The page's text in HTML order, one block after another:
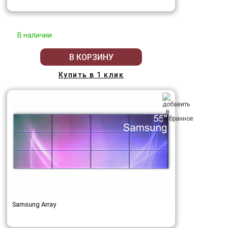
В наличии
В КОРЗИНУ
Купить в 1 клик
Samsung Array